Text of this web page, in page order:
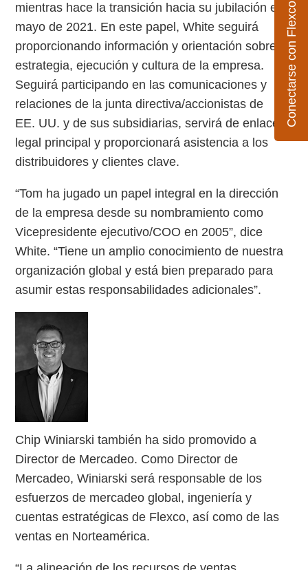
Conectarse con Flexco
mientras hace la transición hacia su jubilación en
mayo de 2021. En este papel, White seguirá
proporcionando información y orientación sobre la
estrategia, ejecución y cultura de la empresa.
Seguirá participando en las comunicaciones y
relaciones de la junta directiva/accionistas de
EE. UU. y de sus subsidiarias, servirá de enlace
legal principal y proporcionará asistencia a los
distribuidores y clientes clave.
“Tom ha jugado un papel integral en la dirección
de la empresa desde su nombramiento como
Vicepresidente ejecutivo/COO en 2005”, dice
White. “Tiene un amplio conocimiento de nuestra
organización global y está bien preparado para
asumir estas responsabilidades adicionales”.
Chip Winiarski también ha sido promovido a
Director de Mercadeo. Como Director de
Mercadeo, Winiarski será responsable de los
esfuerzos de mercadeo global, ingeniería y
cuentas estratégicas de Flexco, así como de las
ventas en Norteamérica.